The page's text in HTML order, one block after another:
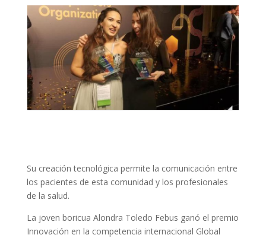
Su creación tecnológica permite la comunicación entre
los pacientes de esta comunidad y los profesionales
de la salud.
La joven boricua Alondra Toledo Febus ganó el premio
Innovación en la competencia internacional Global